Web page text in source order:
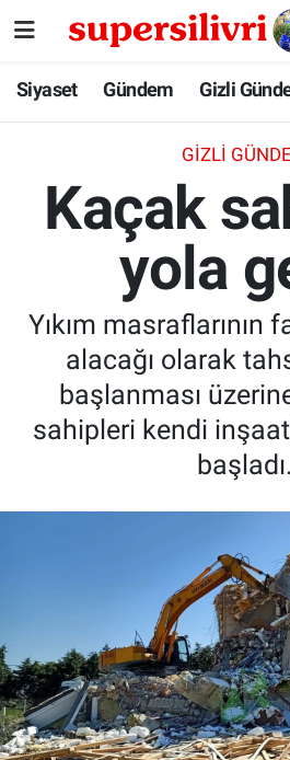
Siyaset Gündem Gizli
GIZLI
Kaçak
yola
Yıkım masraflarının
alacağı olarak
başlanması
sahipleri kendi
başladı.
Siyaset
Gizli Gündem
Polemik
İstanbul Nöbetçi Eczaneler
İstanbul Hava Durumu
İstanbul Namaz Vakitleri
İstanbul Trafik Yoğunluk
Süper Lig Puan Durumu ve
Tüm Manşetler
Son Dakika Haberleri